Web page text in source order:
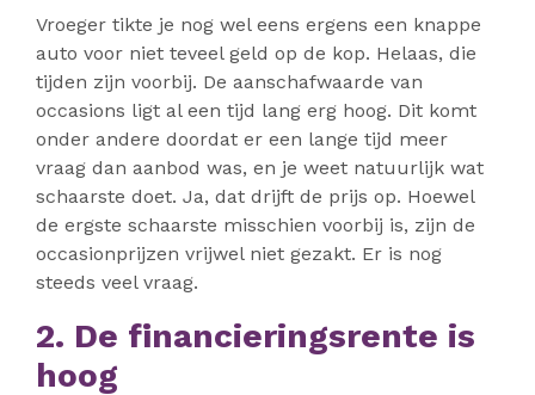
Vroeger tikte je nog wel eens ergens een knappe
auto voor niet teveel geld op de kop. Helaas, die
tijden zijn voorbij. De aanschafwaarde van
occasions ligt al een tijd lang erg hoog. Dit komt
onder andere doordat er een lange tijd meer
vraag dan aanbod was, en je weet natuurlijk wat
schaarste doet. Ja, dat drijft de prijs op. Hoewel
de ergste schaarste misschien voorbij is, zijn de
occasionprijzen vrijwel niet gezakt. Er is nog
steeds veel vraag.
2. De financieringsrente is
hoog